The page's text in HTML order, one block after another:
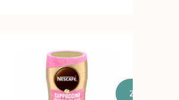
Zum Produkt